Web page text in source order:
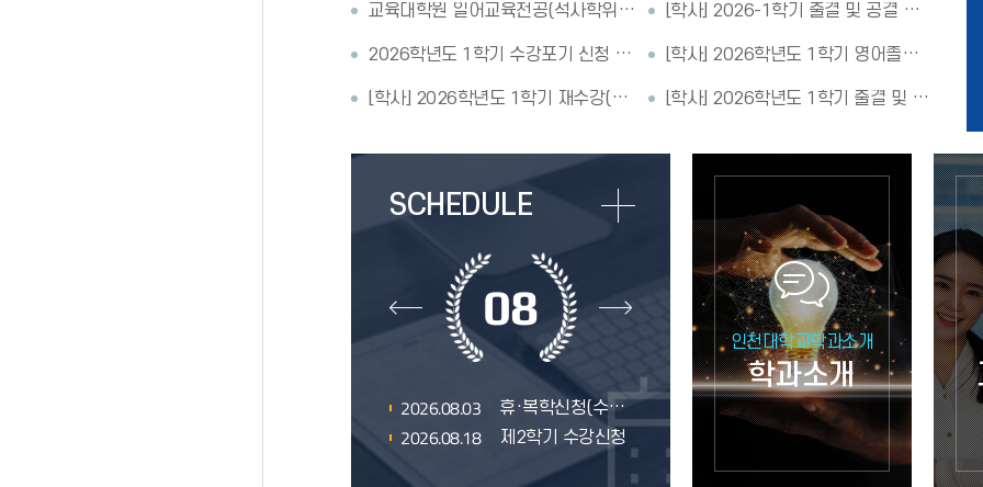
교육대학원 일어교육전공(석사학위 과정) 운영 안내 [학사] 2026-1학기 출결 및 공결 사항 안내
2026학년도 1학기 수강포기 신청 안내 [학사] 2026학년도 1학기 영어졸업인증제 신청 안내
[학사] 2026학년도 1학기 재수강(수기) 신청 안내 [학사] 2026학년도 1학기 출결 및 공결 사항 안내
08
2026.08.03 휴·복학신청(수업일수 ⅓선까지 신청 가능)
2026.08.18 제2학기 수강신청
인천대학교학과소개
학과소개
STAR